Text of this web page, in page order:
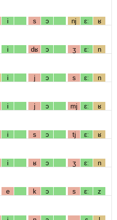
i s ɔ nj ɛː ʁ
i dʁ ɔ ʒ ɛː n
i j ɔ s ɛː n
i j ɔ mj ɛː ʁ
i s ɔ tj ɛː ʁ
i ʁ ɔ ʒ ɛː n
e k ɔ s ɛː z